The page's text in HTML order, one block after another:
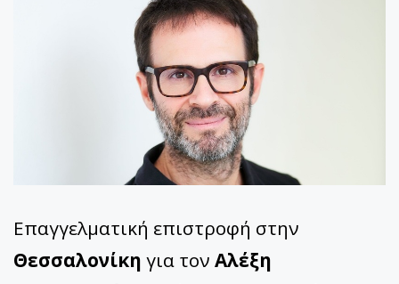
Επαγγελματική επιστροφή στην
Θεσσαλονίκη για τον Αλέξη